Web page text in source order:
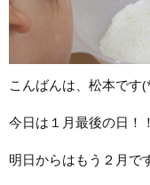
こんばんは、松本です
今日は１月最後の日！！
明日からはもう２月で